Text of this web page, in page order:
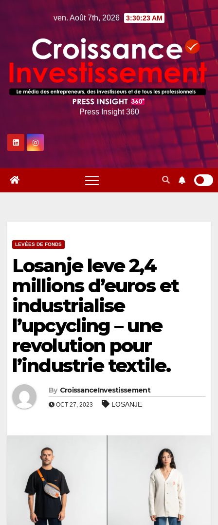
ven. Août 7th, 2026 3:30:24 AM
Press Insight 360
LEVÉES DE FONDS
Losanje leve 2,4
millions d’euros et
industrialise
l’upcycling – une
revolution pour
l’industrie textile.
By CroissanceInvestissement
OCT 27, 2023 LOSANJE